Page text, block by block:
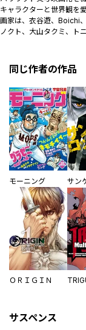
キャラクターと世界観を
画家は、衣谷遊、Boichi
ノクト、大山タクミ、ト
同じ作者の作品
モーニング サン
ＯＲＩＧＩＮ
サスペンス